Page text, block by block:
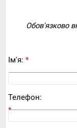
Обов'язково
Ім'я: *
Телефон:
*